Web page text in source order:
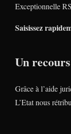
Exceptionnelle
Saisissez
Un
Grâce à l’aide
L’Etat nous